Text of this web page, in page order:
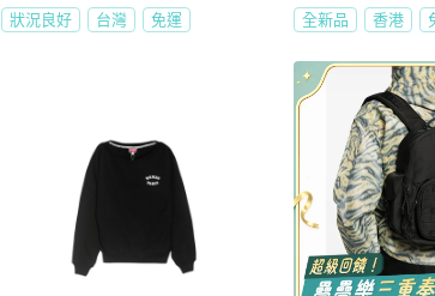
狀況良好 台灣 免運 全新品 香港